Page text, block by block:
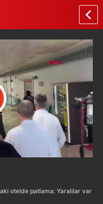
otelde patlama: Yaralılar var